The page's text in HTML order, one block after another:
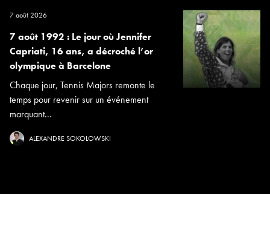
7 août 2026
7 août 1992 : Le jour où Jennifer
Capriati, 16 ans, a décroché l’or
olympique à Barcelone
Chaque jour, Tennis Majors remonte le
temps pour revenir sur un événement
marquant...
ALEXANDRE SOKOLOWSKI